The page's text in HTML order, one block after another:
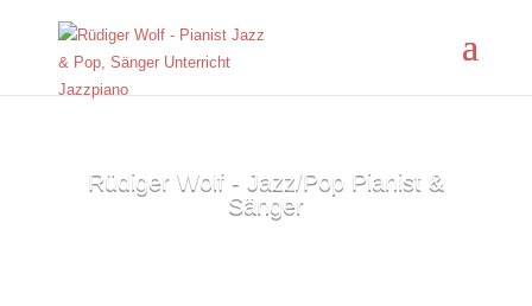
Rüdiger Wolf - Jazz/Pop Pianist &
Sänger